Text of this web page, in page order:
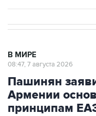
В МИРЕ
08:47, 7 августа 2026
Пашинян
Армении
принципам